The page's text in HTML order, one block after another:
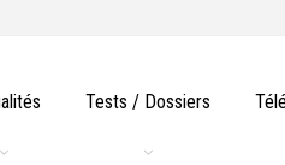
Tests / Dossiers